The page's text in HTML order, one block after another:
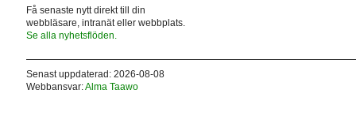
Få senaste nytt direkt till din
webbläsare, intranät eller webbplats.
Se alla nyhetsflöden.
Senast uppdaterad: 2026-08-08
Webbansvar:Alma Taawo